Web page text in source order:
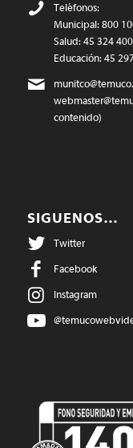
Teléfonos:
Municipal: 800
Salud: 45 324
Educación: 45
contenido)
SIGUENOS…
Twitter
Facebook
Instagram